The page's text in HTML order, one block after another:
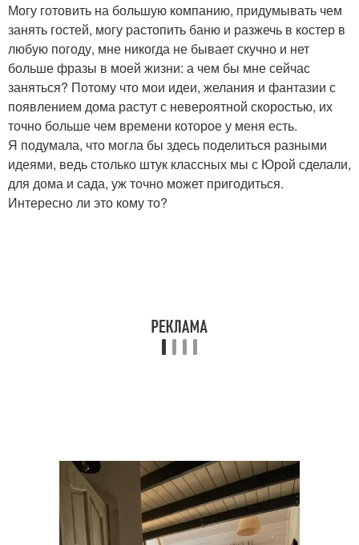
Могу готовить на большую компанию, придумывать чем
занять гостей, могу растопить баню и разжечь в костер в
любую погоду, мне никогда не бывает скучно и нет
больше фразы в моей жизни: а чем бы мне сейчас
заняться? Потому что мои идеи, желания и фантазии с
появлением дома растут с невероятной скоростью, их
точно больше чем времени которое у меня есть.
Я подумала, что могла бы здесь поделиться разными
идеями, ведь столько штук классных мы с Юрой сделали,
для дома и сада, уж точно может пригодиться.
Интересно ли это кому то?